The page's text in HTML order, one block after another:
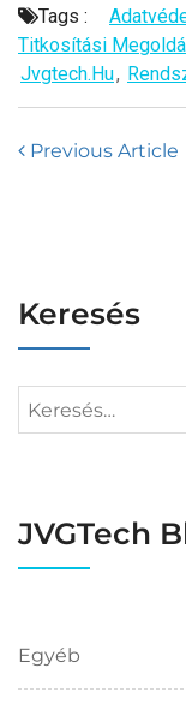
Tags :
Titkosítási
Jvgtech.hu,
Previous Article
Keresés
JVGTech
Egyéb